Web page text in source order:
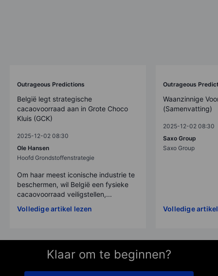
Outrageous Predictions
België legt strategische
cacaovoorraad aan in Grote Choco
Kluis (GCK)
2025-12-02 08:30
Ole Hansen
Hoofd Grondstoffenstrategie
Om haar meest iconische industrie te
beschermen, wil België een fysieke
cacaovoorraad veiligstellen,...
Volledige artikel lezen
Outrageous
Waanzinnige
(Samenvatting)
2025-12-02 08:30
Saxo Group
Saxo Group
Volledige
Klaar om te beginnen?